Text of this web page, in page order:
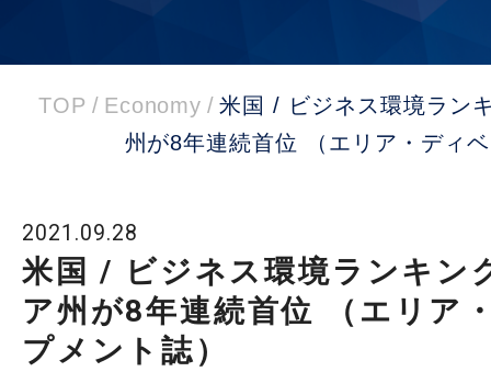
TOP / Economy / 米国 / ビジネス環境ラン
州が8年連続首位 （エリア・ディ
2021.09.28
米国 / ビジネス環境ランキン
ア州が8年連続首位 （エリア
プメント誌）